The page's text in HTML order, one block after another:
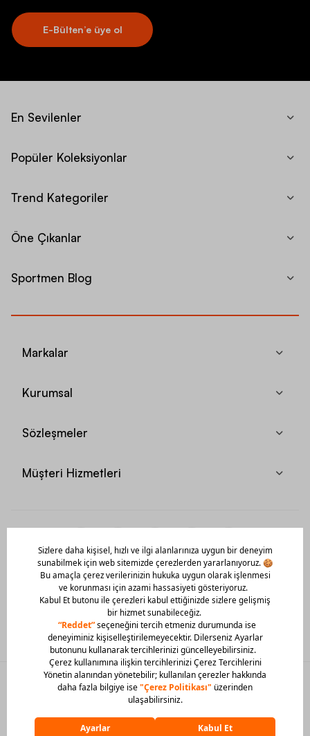
E-Bülten’e üye ol
En Sevilenler
Popüler Koleksiyonlar
Trend Kategoriler
Öne Çıkanlar
Sportmen Blog
Markalar
Kurumsal
Sözleşmeler
Müşteri Hizmetleri
Mobil Uygulamamızı Hemen İndir!
© 2026 Barcin Tüm Hakları Saklıdır